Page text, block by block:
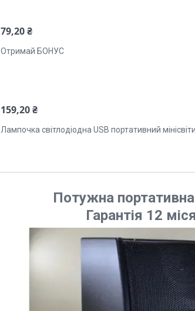
79,20 ₴
Отримай БОНУС
159,20 ₴
Лампочка світлодіодна USB портативний
Потужна
Гарантія 12